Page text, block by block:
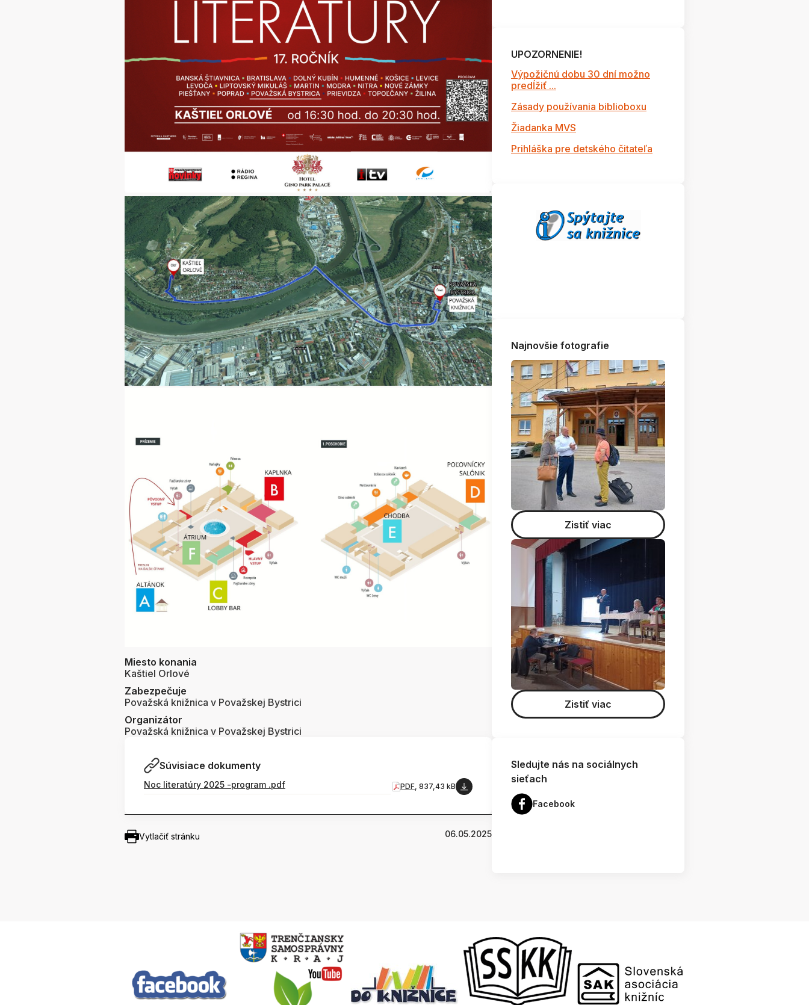
Miesto konania
Kaštiel Orlové
Zabezpečuje
Považská knižnica v Považskej Bystrici
Organizátor
Považská knižnica v Považskej Bystrici
Súvisiace dokumenty
Noc literatúry 2025 -program .pdf PDF, 837,43 kB
Vytlačiť stránku 06.05.2025
UPOZORNENIE!
Výpožičnú dobu 30 dní možno
predĺžiť ...
Zásady používania biblioboxu
Žiadanka MVS
Prihláška pre detského čitateľa
Najnovšie fotografie
Zistiť viac
Zistiť viac
Sledujte nás na sociálnych
sieťach
Facebook